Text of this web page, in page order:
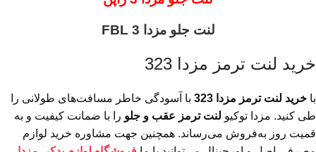
لنت جلو مزدا 3 FBL
خرید لنت ترمز مزدا 323
با خرید لنت ترمز مزدا 323
با آسودگی خاطر مسافت‌های طولانی را
طی کنید. مزدا توکیو لنت ترمز عقب و جلو را با ضمانت کیفیت و به
قمیت روز به‌فروش می‌رساند. همچنین جهت مشاوره خرید لوازم